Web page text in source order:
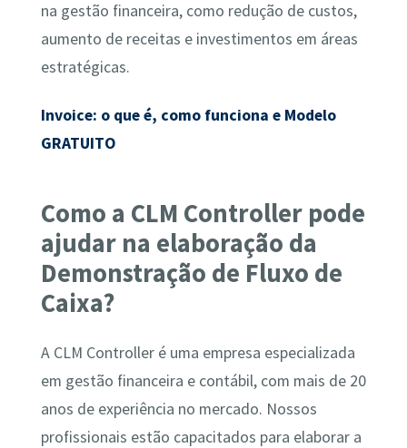
na gestão financeira, como redução de custos,
aumento de receitas e investimentos em áreas
estratégicas.
Invoice: o que é, como funciona e Modelo
GRATUITO
Como a CLM Controller pode
ajudar na elaboração da
Demonstração de Fluxo de
Caixa?
A CLM Controller é uma empresa especializada
em gestão financeira e contábil, com mais de 20
anos de experiência no mercado. Nossos
profissionais estão capacitados para elaborar a